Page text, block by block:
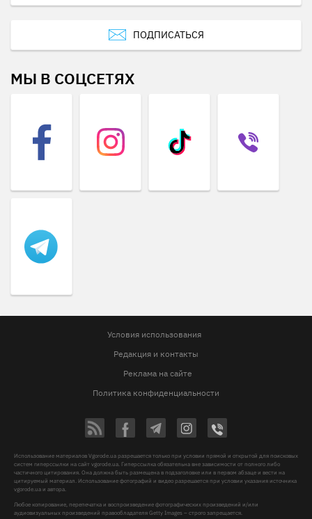
ПОДПИСАТЬСЯ
МЫ В СОЦСЕТЯХ
Условия использования
Редакция и контакты
Реклама на сайте
Политика конфиденциальности
Использование материалов Vgorode.ua разрешается только при условии прямой и открытой для поисковых
систем гиперссылки на сайт vgorode.ua. Гиперссылка обязательна вне зависимости от полного либо
частичного цитирования. Она должна быть размещена в подзаголовке или в первом абзаце и вести на
цитируемый материал. Использование фотографий и видео разрешается при условии указания источника
vgorode.ua и автора.
Любое копирование, перепечатка и воспроизведение фотографических произведений и/или
аудиовизуальных произведений правообладателя Getty Images – строго запрещается.